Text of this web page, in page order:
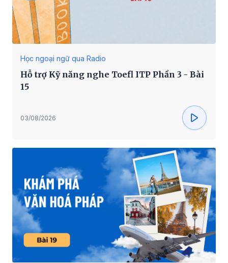
Học ngoại ngữ qua Radio
Hỗ trợ Kỹ năng nghe Toefl ITP Phần 3 - Bài
15
03/08/2026